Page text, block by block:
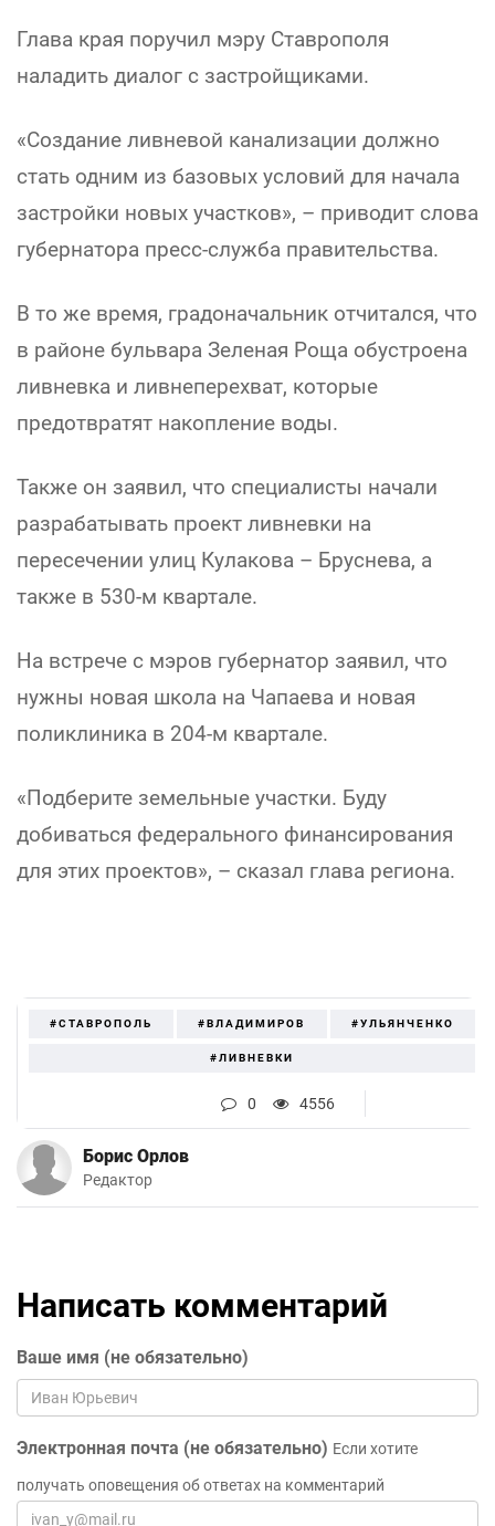
Глава края поручил мэру Ставрополя
наладить диалог с застройщиками.
«Создание ливневой канализации должно
стать одним из базовых условий для начала
застройки новых участков», – приводит слова
губернатора пресс-служба правительства.
В то же время, градоначальник отчитался, что
в районе бульвара Зеленая Роща обустроена
ливневка и ливнеперехват, которые
предотвратят накопление воды.
Также он заявил, что специалисты начали
разрабатывать проект ливневки на
пересечении улиц Кулакова – Бруснева, а
также в 530-м квартале.
На встрече с мэров губернатор заявил, что
нужны новая школа на Чапаева и новая
поликлиника в 204-м квартале.
«Подберите земельные участки. Буду
добиваться федерального финансирования
для этих проектов», – сказал глава региона.
#СТАВРОПОЛЬ #ВЛАДИМИРОВ #УЛЬЯНЧЕНКО
#ЛИВНЕВКИ
0 4556
Борис Орлов
Редактор
Написать комментарий
Ваше имя (не обязательно)
Электронная почта (не обязательно) Если хотите
получать оповещения об ответах на комментарий